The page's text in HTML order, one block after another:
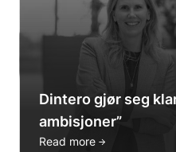
Dintero gjør seg
ambisjoner”
Read more →